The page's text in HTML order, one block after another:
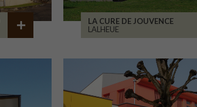
LA CURE DE JOUVENCE
LALHEUE